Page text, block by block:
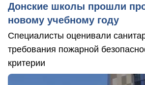
Донские школы прошли
новому учебному году
Специалисты оценивали
требования пожарной
критерии